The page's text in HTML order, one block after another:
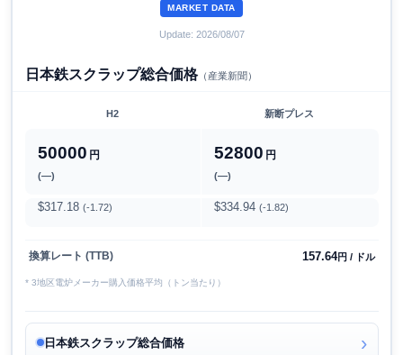
MARKET DATA
Update: 2026/08/07
日本鉄スクラップ総合価格（産業新聞）
H2 新断プレス
50000 円
(―)
52800 円
(―)
$317.18 (-1.72) $334.94 (-1.82)
換算レート (TTB) 157.64円 / ドル
* 3地区電炉メーカー購入価格平均（トン当たり）
日本鉄スクラップ総合価格